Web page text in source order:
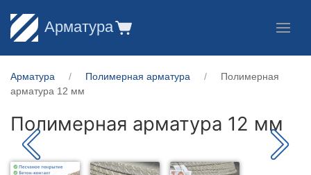
Арматура
Арматура Полимерная арматура
Полимерная
арматура 12 мм
Полимерная арматура 12 мм